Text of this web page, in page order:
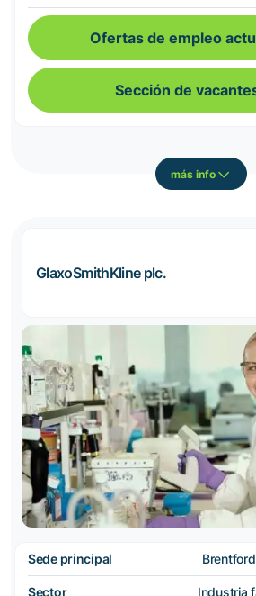
Ofertas de empleo
Sección de
más info
GlaxoSmithKline plc.
Sede principal Brentford
Sector Industria